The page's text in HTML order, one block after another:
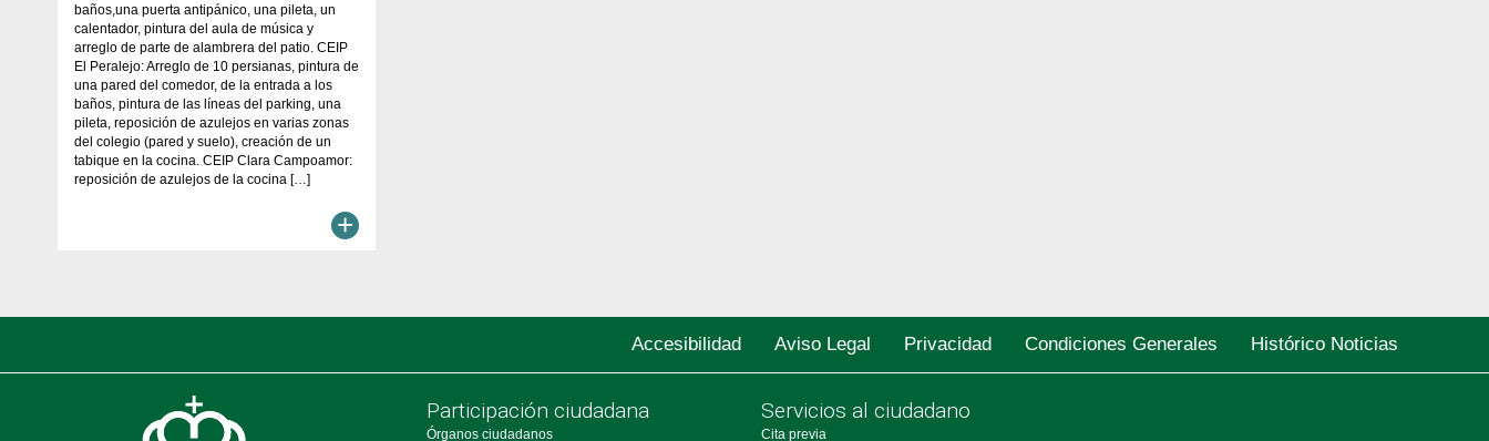
baños,una puerta antipánico, una pileta, un
calentador, pintura del aula de música y
arreglo de parte de alambrera del patio. CEIP
El Peralejo: Arreglo de 10 persianas, pintura de
una pared del comedor, de la entrada a los
baños, pintura de las líneas del parking, una
pileta, reposición de azulejos en varias zonas
del colegio (pared y suelo), creación de un
tabique en la cocina. CEIP Clara Campoamor:
reposición de azulejos de la cocina […]
+
Accesibilidad Aviso Legal Privacidad Condiciones Generales Histórico Noticias
Participación ciudadana
Órganos ciudadanos
Servicios al ciudadano
Cita previa